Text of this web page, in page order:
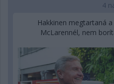
4
Hakkinen megtartaná
McLarennél, nem